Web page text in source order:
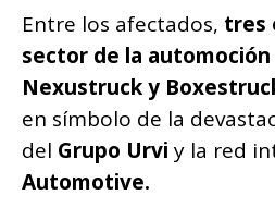
Entre los afectados, tres
sector de la automoción
Nexustruck y
en símbolo de la
del Grupo Urvi y la red
Automotive.